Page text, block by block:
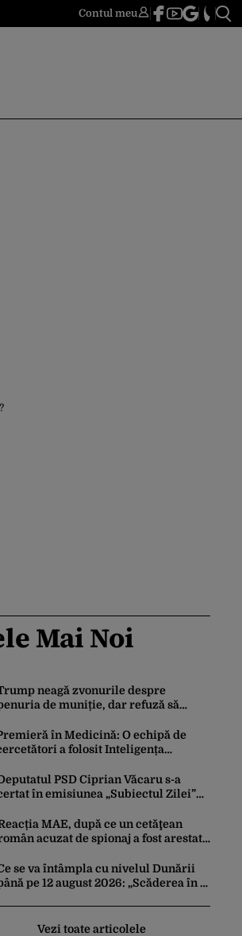
Contul meu
Mai Noi
neagă zvonurile despre
de muniție, dar refuză să
de rachete”
în Medicină: O echipă de
a folosit Inteligența
sintetice la tratarea de E.coli
PSD Ciprian Văcaru s-a
în emisiunea „Subiectul Zilei”
fiind motivul scandalului
MAE, după ce un cetăţean
acuzat de spionaj a fost arestat
ca să asasineze un
de drone
se va întâmpla cu nivelul Dunării
pe 12 august 2026: „Scăderea în 7
Vezi toate articolele